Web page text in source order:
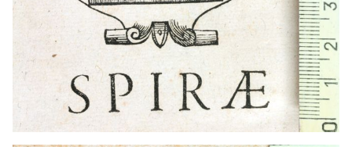
1597 - 1622 Heidelberg (Alemania)